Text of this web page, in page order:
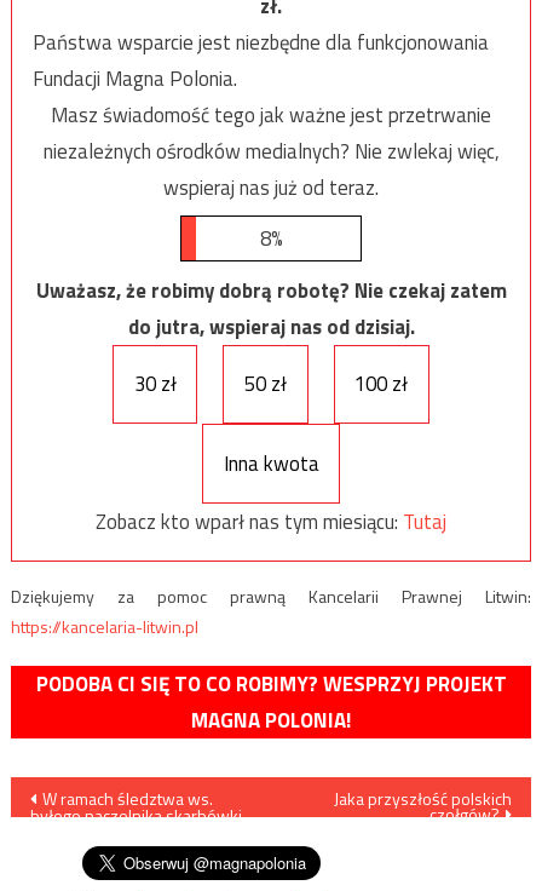
Państwa wsparcie jest niezbędne dla funkcjonowania
Fundacji Magna Polonia.
Masz świadomość tego jak ważne jest przetrwanie
niezależnych ośrodków medialnych? Nie zwlekaj więc,
wspieraj nas już od teraz.
8%
Uważasz, że robimy dobrą robotę? Nie czekaj zatem
do jutra, wspieraj nas od dzisiaj.
30 zł
50 zł 100 zł
Inna kwota
Zobacz kto wparł nas tym miesiącu: Tutaj
Dziękujemy za pomoc prawną Kancelarii Prawnej Litwin:
https://kancelaria-litwin.pl
PODOBA CI SIĘ TO CO ROBIMY? WESPRZYJ PROJEKT
MAGNA POLONIA!
Nawigacja
wpisu
W ramach śledztwa ws.
byłego naczelnika skarbówki
Jaka przyszłość polskich
czołgów?